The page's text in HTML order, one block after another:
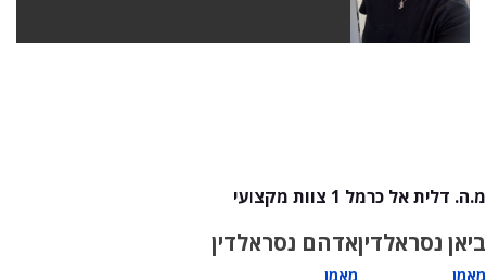
מ.ה. דלית אל כרמל 1 צוות מקצועי
ביאן נסראלדין
מאמן
אדהם נסראלדין
מאמן